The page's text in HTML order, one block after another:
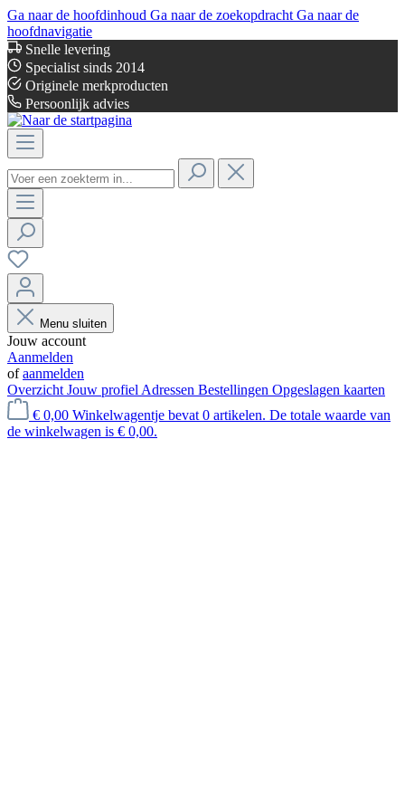
Ga naar de hoofdinhoud Ga naar de zoekopdracht Ga naar de
hoofdnavigatie
Snelle levering
Specialist sinds 2014
Originele merkproducten
Persoonlijk advies
Menu sluiten
Jouw account
Aanmelden
ofaanmelden
Overzicht Jouw profiel Adressen Bestellingen Opgeslagen kaarten
€ 0,00 Winkelwagentje bevat 0 artikelen. De totale waarde van
de winkelwagen is € 0,00.